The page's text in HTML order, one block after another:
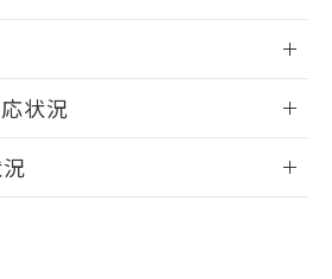
以上
による影響
す。
グイン/会員登録
状況
・凡例